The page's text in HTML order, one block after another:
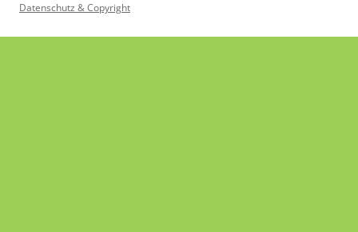
Datenschutz & Copyright